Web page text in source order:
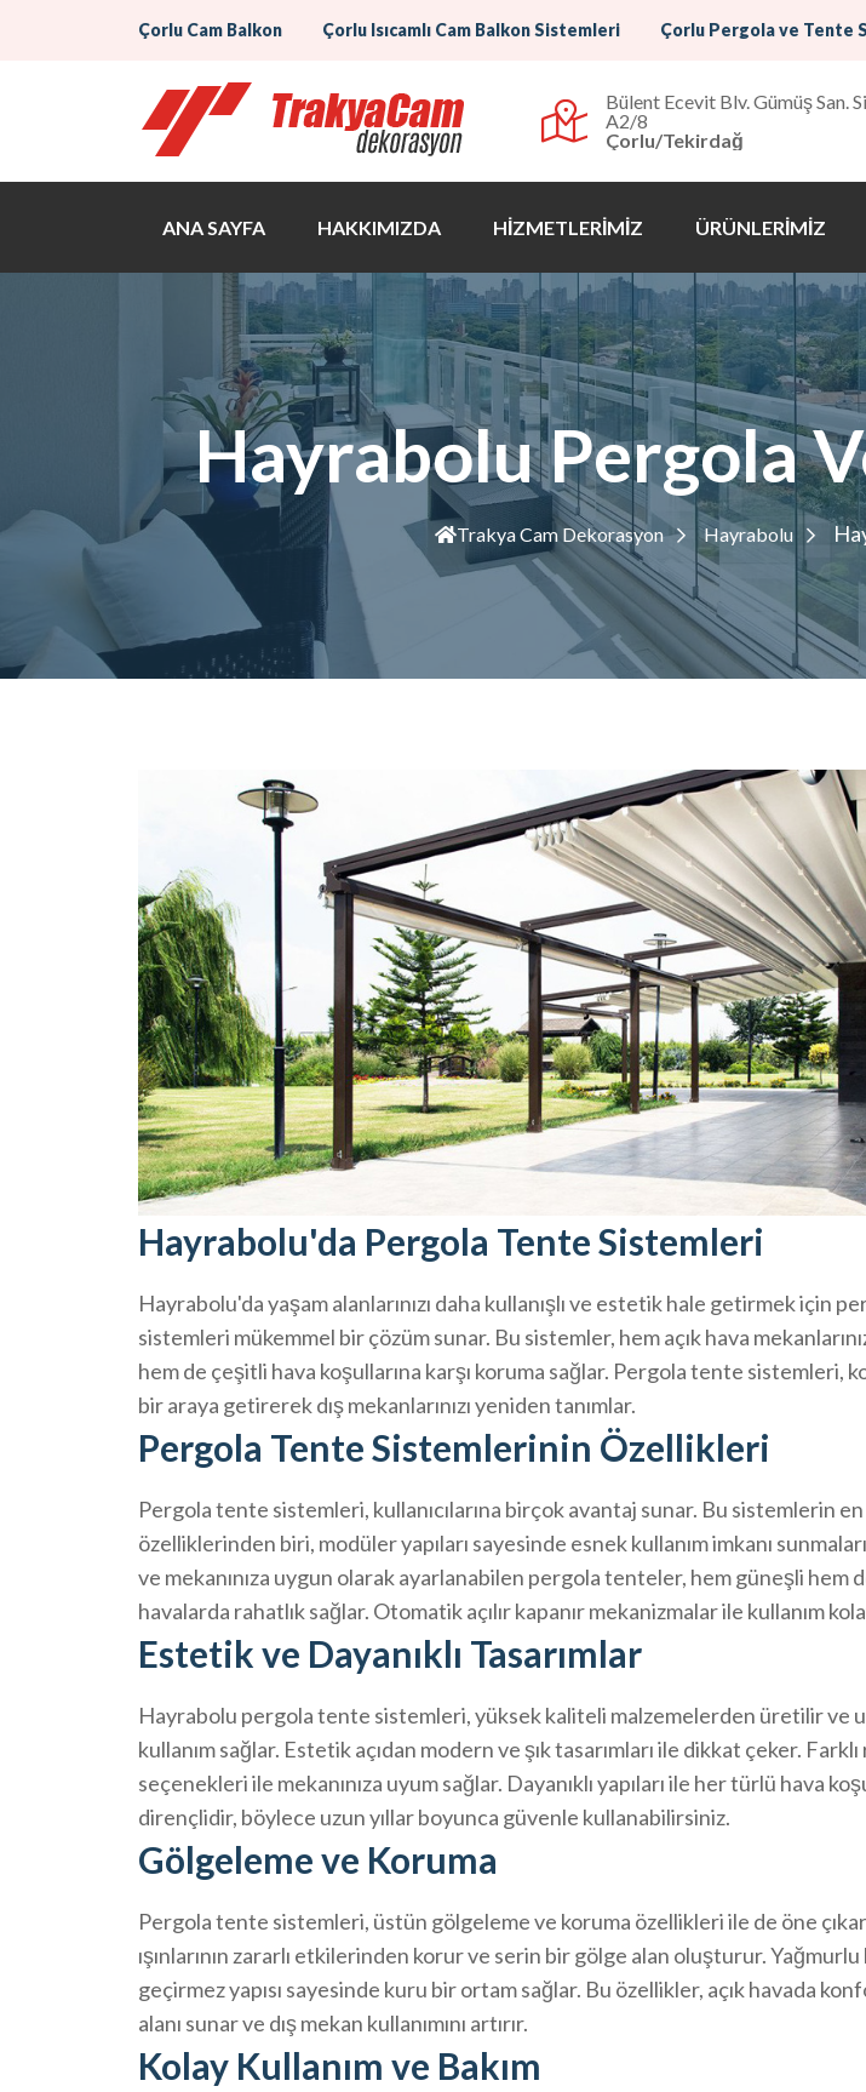
Çorlu Cam Balkon Çorlu Isıcamlı Cam Balkon Sistemleri Çorlu Pergola ve Tente
Bülent Ecevit Blv. Gümüş San.
A2/8
Çorlu/Tekirdağ
ANA SAYFA HAKKIMIZDA HİZMETLERİMİZ ÜRÜNLERİMİZ
Hayrabolu Pergola
Trakya Cam Dekorasyon Hayrabolu
Hayrabolu'da Pergola Tente Sistemleri
Hayrabolu'da yaşam alanlarınızı daha kullanışlı ve estetik hale getirmek için
sistemleri mükemmel bir çözüm sunar. Bu sistemler, hem açık hava
hem de çeşitli hava koşullarına karşı koruma sağlar. Pergola tente sistemleri,
bir araya getirerek dış mekanlarınızı yeniden tanımlar.
Pergola Tente Sistemlerinin Özellikleri
Pergola tente sistemleri, kullanıcılarına birçok avantaj sunar. Bu sistemlerin
özelliklerinden biri, modüler yapıları sayesinde esnek kullanım imkanı
ve mekanınıza uygun olarak ayarlanabilen pergola tenteler, hem güneşli hem
havalarda rahatlık sağlar. Otomatik açılır kapanır mekanizmalar ile kullanım
Estetik ve Dayanıklı Tasarımlar
Hayrabolu pergola tente sistemleri, yüksek kaliteli malzemelerden üretilir ve
kullanım sağlar. Estetik açıdan modern ve şık tasarımları ile dikkat çeker.
seçenekleri ile mekanınıza uyum sağlar. Dayanıklı yapıları ile her türlü hava
dirençlidir, böylece uzun yıllar boyunca güvenle kullanabilirsiniz.
Gölgeleme ve Koruma
Pergola tente sistemleri, üstün gölgeleme ve koruma özellikleri ile de öne
ışınlarının zararlı etkilerinden korur ve serin bir gölge alan oluşturur.
geçirmez yapısı sayesinde kuru bir ortam sağlar. Bu özellikler, açık havada
alanı sunar ve dış mekan kullanımını artırır.
Kolay Kullanım ve Bakım